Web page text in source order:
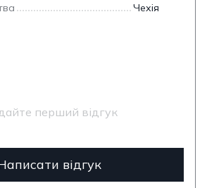
Чехія
перший відгук
відгук